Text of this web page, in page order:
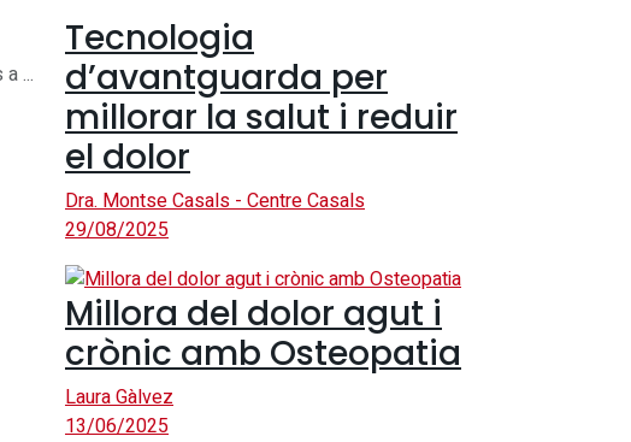
...
Tecnologia
d’avantguarda per
millorar la salut i reduir
el dolor
Dra. Montse Casals - Centre Casals
29/08/2025
Millora del dolor agut i
crònic amb Osteopatia
Laura Gàlvez
13/06/2025